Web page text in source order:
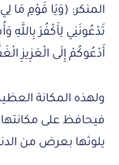
المنكر: (وَيَا قَوْمِ مَا لِي
تَدْعُونَنِي لِأَكْفُرَ
أَدْعُوكُمْ إِلَى الْعَزِيزِ
ولهذه المكانة
فيحافظ على
يلوثها بعرض من